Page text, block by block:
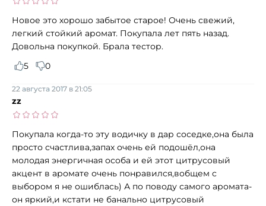
Новое это хорошо забытое старое! Очень свежий,
легкий стойкий аромат. Покупала лет пять назад.
Довольна покупкой. Брала тестор.
5
0
zz
22 августа 2017 в 21:05
Покупала когда-то эту водичку в дар соседке,она была
просто счастлива,запах очень ей подошёл,она
молодая энергичная особа и ей этот цитрусовый
акцент в аромате очень понравился,вобщем с
выбором я не ошиблась) А по поводу самого аромата-
он яркий,и кстати не банально цитрусовый